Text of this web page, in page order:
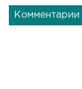
Комментарии